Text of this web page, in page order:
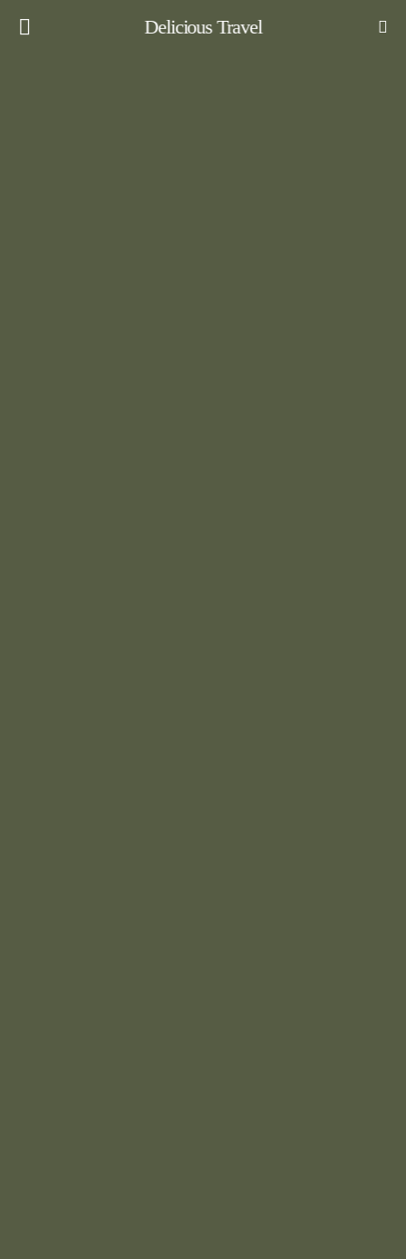
Delicious Travel